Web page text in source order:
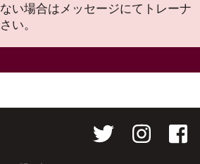
い場合はメッセージにてトレーナ
い。